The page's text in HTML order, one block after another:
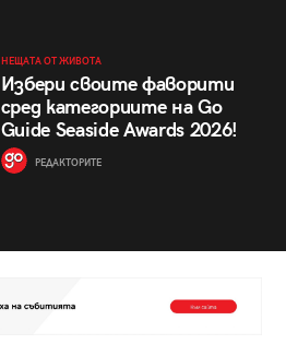
НЕЩАТА ОТ ЖИВОТА
Избери своите фаворити
сред категориите на Go
Guide Seaside Awards 2026!
РЕДАКТОРИТЕ